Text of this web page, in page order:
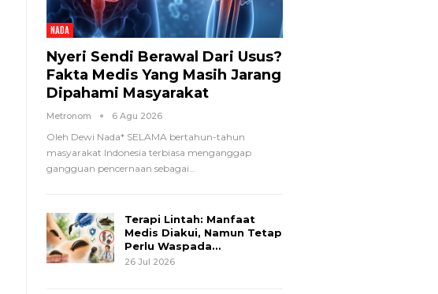
NADA
Nyeri Sendi Berawal Dari Usus?
Fakta Medis Yang Masih Jarang
Dipahami Masyarakat
Metronom 6 Agu 2026
Oleh Dewi Nada* SELAMA bertahun-tahun
masyarakat Indonesia terbiasa menganggap
gangguan pencernaan sebagai…
Terapi Lintah: Manfaat
Medis Diakui, Namun Tetap
Perlu Waspada…
26 Jul 2026